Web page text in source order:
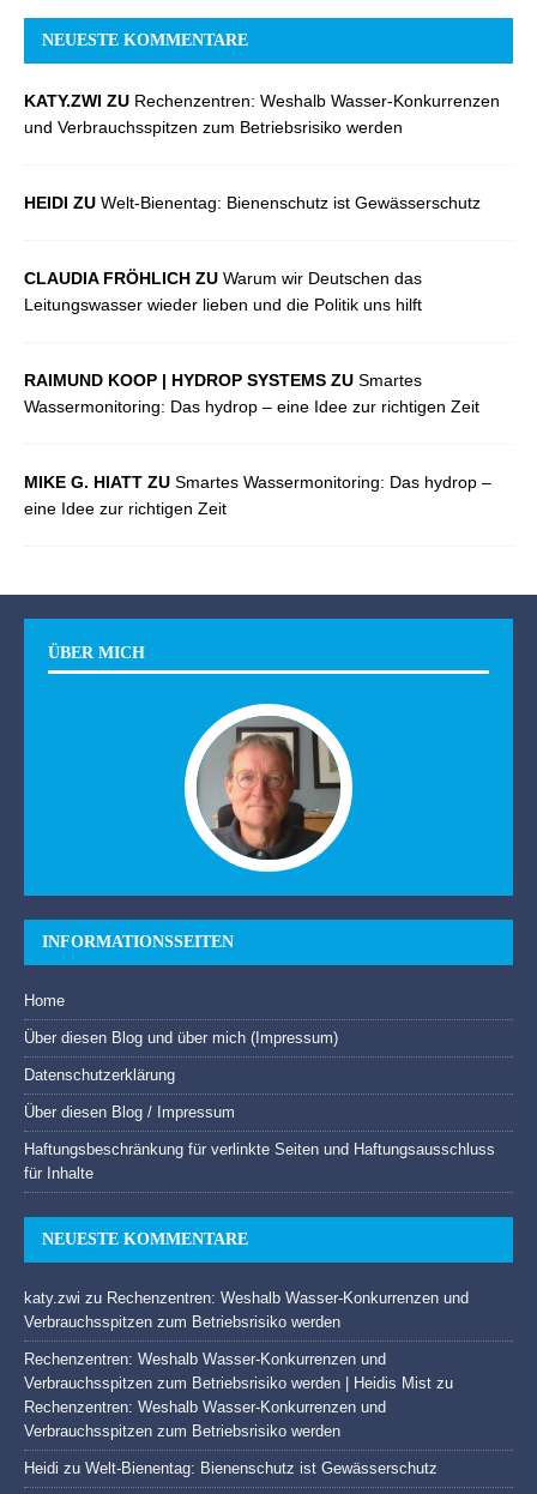
NEUESTE KOMMENTARE
KATY.ZWI ZU Rechenzentren: Weshalb Wasser-Konkurrenzen
und Verbrauchsspitzen zum Betriebsrisiko werden
HEIDI ZU Welt-Bienentag: Bienenschutz ist Gewässerschutz
CLAUDIA FRÖHLICH ZU Warum wir Deutschen das
Leitungswasser wieder lieben und die Politik uns hilft
RAIMUND KOOP | HYDROP SYSTEMS ZU Smartes
Wassermonitoring: Das hydrop – eine Idee zur richtigen Zeit
MIKE G. HIATT ZU Smartes Wassermonitoring: Das hydrop –
eine Idee zur richtigen Zeit
ÜBER MICH
INFORMATIONSSEITEN
Home
Über diesen Blog und über mich (Impressum)
Datenschutzerklärung
Über diesen Blog / Impressum
Haftungsbeschränkung für verlinkte Seiten und Haftungsausschluss
für Inhalte
NEUESTE KOMMENTARE
katy.zwi zu Rechenzentren: Weshalb Wasser-Konkurrenzen und
Verbrauchsspitzen zum Betriebsrisiko werden
Rechenzentren: Weshalb Wasser-Konkurrenzen und
Verbrauchsspitzen zum Betriebsrisiko werden | Heidis Mist zu
Rechenzentren: Weshalb Wasser-Konkurrenzen und
Verbrauchsspitzen zum Betriebsrisiko werden
Heidi zu Welt-Bienentag: Bienenschutz ist Gewässerschutz